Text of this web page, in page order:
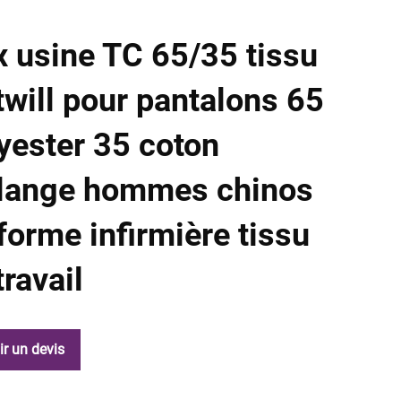
usine TC 65/35 tissu
pour pantalons 65
35 coton
hommes chinos
infirmière tissu
un devis